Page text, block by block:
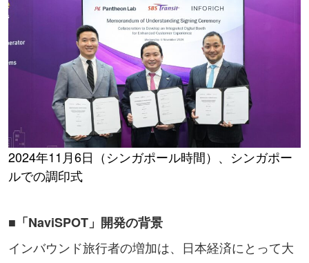
2024年11月6日（シンガポール時間）、シンガポー
ルでの調印式
■「NaviSPOT」開発の背景
インバウンド旅行者の増加は、日本経済にとって大